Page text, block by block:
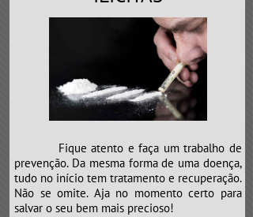
Fique atento e faça um trabalho de
prevenção. Da mesma forma de uma doença,
tudo no início tem tratamento e recuperação.
Não se omite. Aja no momento certo para
salvar o seu bem mais precioso!